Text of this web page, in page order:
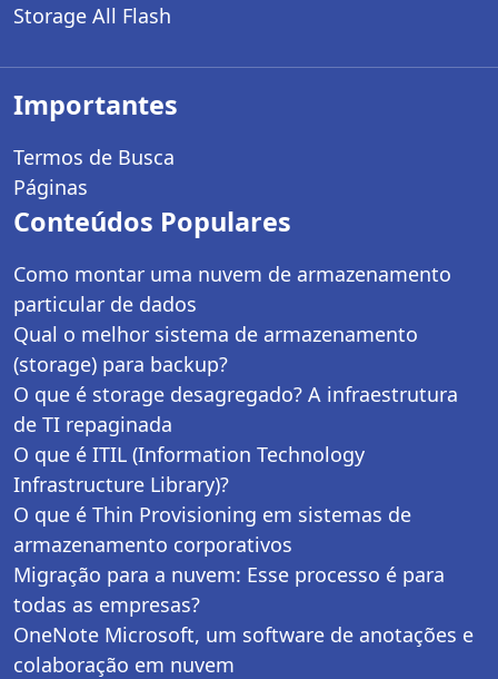
Storage All Flash
Importantes
Termos de Busca
Páginas
Conteúdos Populares
Como montar uma nuvem de armazenamento
particular de dados
Qual o melhor sistema de armazenamento
(storage) para backup?
O que é storage desagregado? A infraestrutura
de TI repaginada
O que é ITIL (Information Technology
Infrastructure Library)?
O que é Thin Provisioning em sistemas de
armazenamento corporativos
Migração para a nuvem: Esse processo é para
todas as empresas?
OneNote Microsoft, um software de anotações e
colaboração em nuvem